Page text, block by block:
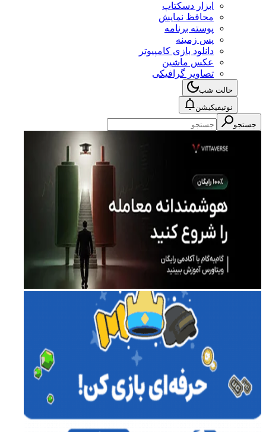
ابزار دسکتاپ
محافظ نمایش
پوسته برنامه
پس زمینه
دانلود بازی کامپیوتر
عکس ماشین
تصاویر گرافیکی
حالت شب
نوتیفیکیشن
جستجو